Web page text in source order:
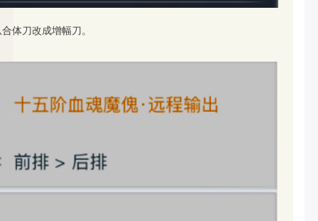
体刀改成增幅刀。